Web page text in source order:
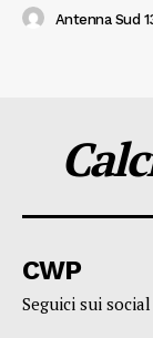
Antenna Sud
CWP
Seguici sui